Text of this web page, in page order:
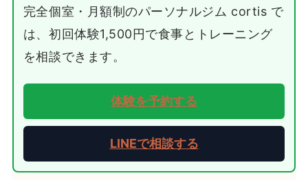
完全個室・月額制のパーソナルジム cortis で
は、初回体験1,500円で食事とトレーニング
を相談できます。
体験を予約する
LINEで相談する